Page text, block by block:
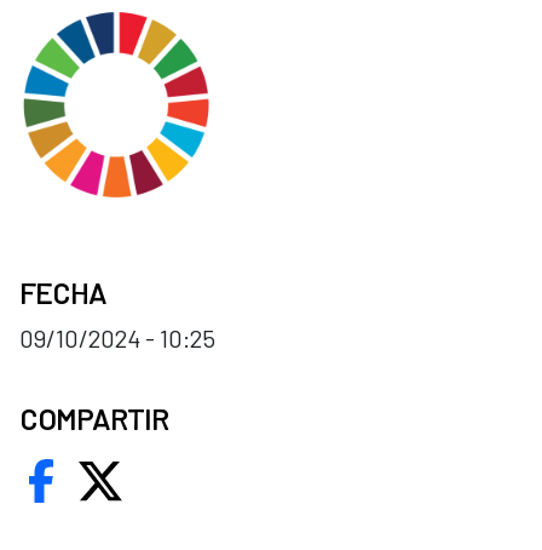
FECHA
09/10/2024 - 10:25
COMPARTIR